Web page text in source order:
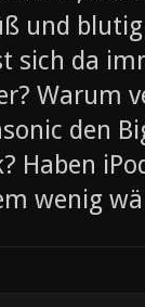
und
sich da
Warum
den
Haben
wenig